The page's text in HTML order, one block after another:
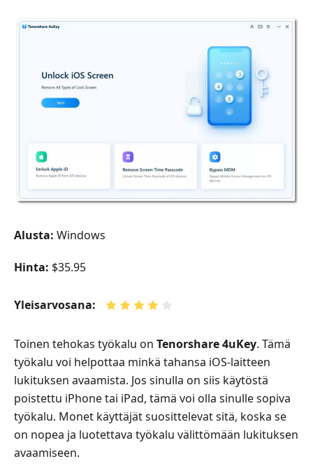
Alusta: Windows
Hinta: $35.95
Yleisarvosana:
Toinen tehokas työkalu on Tenorshare 4uKey. Tämä
työkalu voi helpottaa minkä tahansa iOS‑laitteen
lukituksen avaamista. Jos sinulla on siis käytöstä
poistettu iPhone tai iPad, tämä voi olla sinulle sopiva
työkalu. Monet käyttäjät suosittelevat sitä, koska se
on nopea ja luotettava työkalu välittömään lukituksen
avaamiseen.